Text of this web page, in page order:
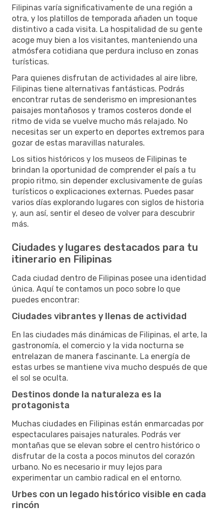
Filipinas varía significativamente de una región a
otra, y los platillos de temporada añaden un toque
distintivo a cada visita. La hospitalidad de su gente
acoge muy bien a los visitantes, manteniendo una
atmósfera cotidiana que perdura incluso en zonas
turísticas.
Para quienes disfrutan de actividades al aire libre,
Filipinas tiene alternativas fantásticas. Podrás
encontrar rutas de senderismo en impresionantes
paisajes montañosos y tramos costeros donde el
ritmo de vida se vuelve mucho más relajado. No
necesitas ser un experto en deportes extremos para
gozar de estas maravillas naturales.
Los sitios históricos y los museos de Filipinas te
brindan la oportunidad de comprender el país a tu
propio ritmo, sin depender exclusivamente de guías
turísticos o explicaciones externas. Puedes pasar
varios días explorando lugares con siglos de historia
y, aun así, sentir el deseo de volver para descubrir
más.
Ciudades y lugares destacados para tu
itinerario en Filipinas
Cada ciudad dentro de Filipinas posee una identidad
única. Aquí te contamos un poco sobre lo que
puedes encontrar:
Ciudades vibrantes y llenas de actividad
En las ciudades más dinámicas de Filipinas, el arte, la
gastronomía, el comercio y la vida nocturna se
entrelazan de manera fascinante. La energía de
estas urbes se mantiene viva mucho después de que
el sol se oculta.
Destinos donde la naturaleza es la
protagonista
Muchas ciudades en Filipinas están enmarcadas por
espectaculares paisajes naturales. Podrás ver
montañas que se elevan sobre el centro histórico o
disfrutar de la costa a pocos minutos del corazón
urbano. No es necesario ir muy lejos para
experimentar un cambio radical en el entorno.
Urbes con un legado histórico visible en cada
rincón